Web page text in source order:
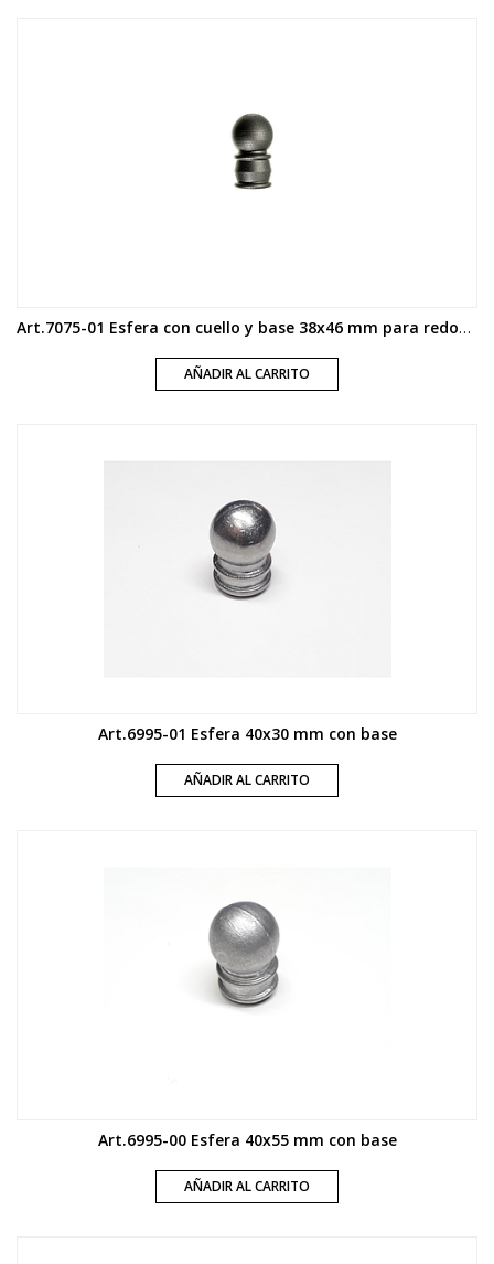
Art.7075-01 Esfera con cuello y base 38x46 mm para redondo 16 y 19 mm
AÑADIR AL CARRITO
Art.6995-01 Esfera 40x30 mm con base
AÑADIR AL CARRITO
Art.6995-00 Esfera 40x55 mm con base
AÑADIR AL CARRITO